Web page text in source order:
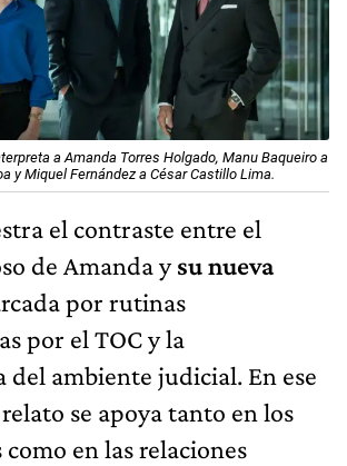
a Amanda Torres Holgado, Manu Baqueiro a
y Miquel Fernández a César Castillo Lima.
el contraste entre el
de Amanda ysu nueva
por rutinas
por el TOC y la
del ambiente judicial. En ese
se apoya tanto en los
como en las relaciones